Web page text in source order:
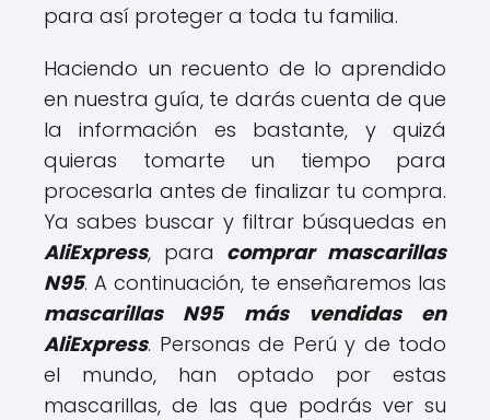
para así proteger a toda tu familia.
Haciendo un recuento de lo aprendido
en nuestra guía, te darás cuenta de que
la información es bastante, y quizá
quieras tomarte un tiempo para
procesarla antes de finalizar tu compra.
Ya sabes buscar y filtrar búsquedas en
AliExpress, para comprar mascarillas
N95. A continuación, te enseñaremos las
mascarillas N95 más vendidas en
AliExpress. Personas de Perú y de todo
el mundo, han optado por estas
mascarillas, de las que podrás ver su